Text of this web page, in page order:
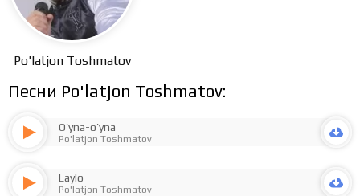
Po'latjon Toshmatov
Песни Po'latjon Toshmatov:
O’yna-o’yna
Po'latjon Toshmatov
Laylo
Po'latjon Toshmatov